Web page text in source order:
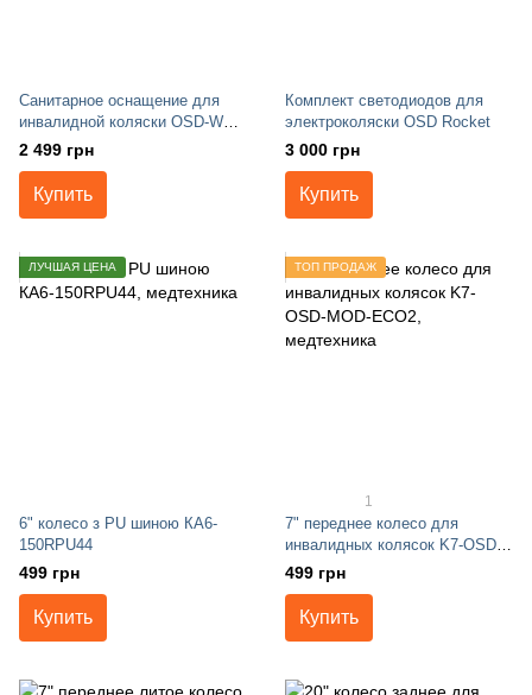
Санитарное оснащение для
инвалидной коляски OSD-WC-
**
2 499 грн
Купить
Комплект светодиодов для
электроколяски OSD Rocket
3 000 грн
Купить
ЛУЧШАЯ ЦЕНА
6" колесо з PU шиною КА6-
150RPU44
499 грн
Купить
ТОП ПРОДАЖ
1
7" переднее колесо для
инвалидных колясок K7-OSD-
MOD-ECO2
499 грн
Купить